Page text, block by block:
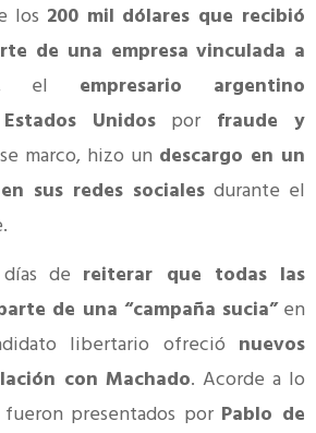
los 200 mil dólares que recibió
de una empresa vinculada a
el empresario argentino
Unidos por fraude y
marco, hizo un descargo en un
sus redes sociales durante el
de reiterar que todas las
de una “campaña sucia”en
libertario ofreció nuevos
con Machado. Acorde a lo
presentados por Pablo de